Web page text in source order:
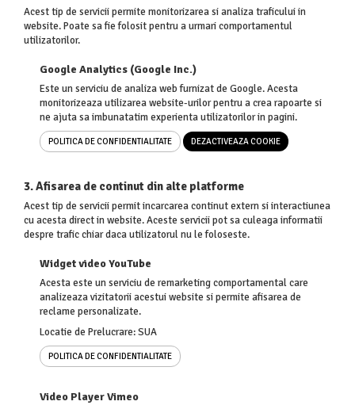
Acest tip de servicii permite monitorizarea si analiza traficului in
website. Poate sa fie folosit pentru a urmari comportamentul
utilizatorilor.
Google Analytics (Google Inc.)
Este un serviciu de analiza web furnizat de Google. Acesta
monitorizeaza utilizarea website-urilor pentru a crea rapoarte si
ne ajuta sa imbunatatim experienta utilizatorilor in pagini.
POLITICA DE CONFIDENTIALITATE DEZACTIVEAZA COOKIE
3. Afisarea de continut din alte platforme
Acest tip de servicii permit incarcarea continut extern si interactiunea
cu acesta direct in website. Aceste servicii pot sa culeaga informatii
despre trafic chiar daca utilizatorul nu le foloseste.
Widget video YouTube
Acesta este un serviciu de remarketing comportamental care
analizeaza vizitatorii acestui website si permite afisarea de
reclame personalizate.
Locatie de Prelucrare: SUA
POLITICA DE CONFIDENTIALITATE
Video Player Vimeo